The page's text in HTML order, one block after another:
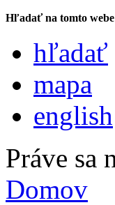
Hľadať na tomto
hľadať
mapa
english
Práve sa
Domov